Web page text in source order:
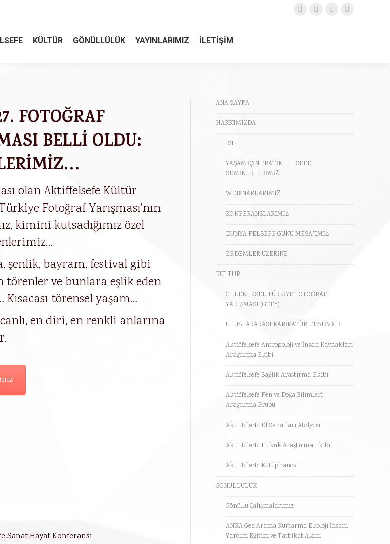
Facebook
X
Instagram
Youtube
KÜLTÜR GÖNÜLLÜLÜK YAYINLARIMIZ İLETİŞİM
FOTOĞRAF
BELLİ OLDU:
olan Aktiffelsefe Kültür
Fotoğraf Yarışması’nın
kimini kutsadığımız özel
şenlik, bayram, festival gibi
törenler ve bunlara eşlik eden
törensel yaşam…
en diri, en renkli anlarına
Sanat Hayat Konferansı
ANA SAYFA
HAKKIMIZDA
FELSEFE
YAŞAM İÇİN PRATİK FELSEFE
SEMİNERLERİMİZ
WEBİNARLARIMIZ
KONFERANSLARIMIZ
DÜNYA FELSEFE GÜNÜ MESAJIMIZ
ERDEMLER ÜZERİNE
KÜLTÜR
GELENEKSEL TÜRKİYE FOTOĞRAF
YARIŞMASI (GTFY)
ULUSLARARASI KARİKATÜR FESTİVALİ
Aktiffelsefe Antropoloji ve İnsan Kaynakları
Araştırma Ekibi
Aktiffelsefe Sağlık Araştırma Ekibi
Aktiffelsefe Fen ve Doğa Bilimleri
Araştırma Grubu
Aktiffelsefe El Sanatları Atölyesi
Aktiffelsefe Hukuk Araştırma Ekibi
Aktiffelsefe Kütüphanesi
GÖNÜLLÜLÜK
Gönüllü Çalışmalarımız
ANKA Gea Arama Kurtarma Ekoloji İnsani
Yardım Eğitim ve Tatbikat Alanı